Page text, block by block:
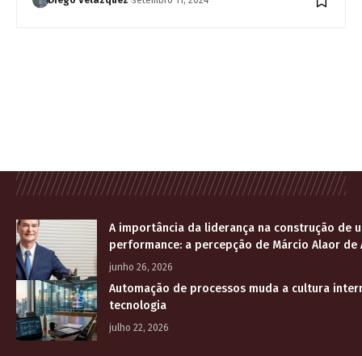
A importância da liderança na construção de
performance: a percepção de Márcio Alaor de
junho 26, 2026
Automação de processos muda a cultura
tecnologia
julho 22, 2026